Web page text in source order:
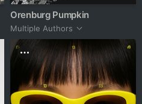
Orenburg Pumpkin
Multiple Authors